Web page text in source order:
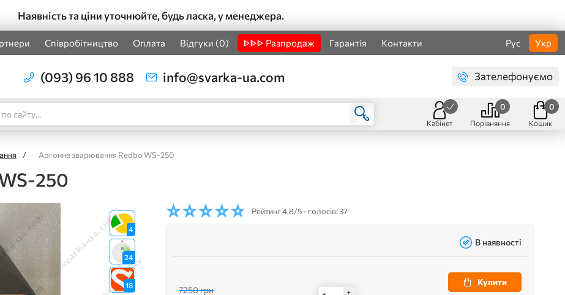
Наявність та ціни уточнюйте, будь ласка, у менеджера.
Співробітництво Оплата Відгуки (0) ᐈᐈᐈ Разпродаж Гарантія Контакти Рус Укр
(093) 96 10 888 info@svarka-ua.com Зателефонуємо
Кабінет Порівняння
0
Кошик
0
/ Аргонне зварювання Redbo WS-250
250
4
24
18
Рейтинг4.8/5 - голосів: 37
В наявності
7250 грн
+
Купити